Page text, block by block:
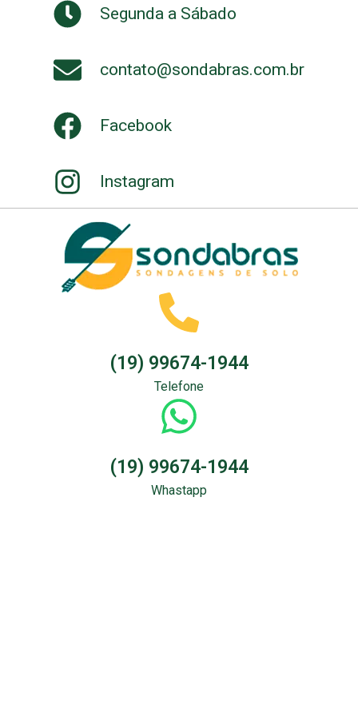
Segunda a Sábado
contato@sondabras.com.br
Facebook
Instagram
(19) 99674-1944
Telefone
(19) 99674-1944
Whastapp